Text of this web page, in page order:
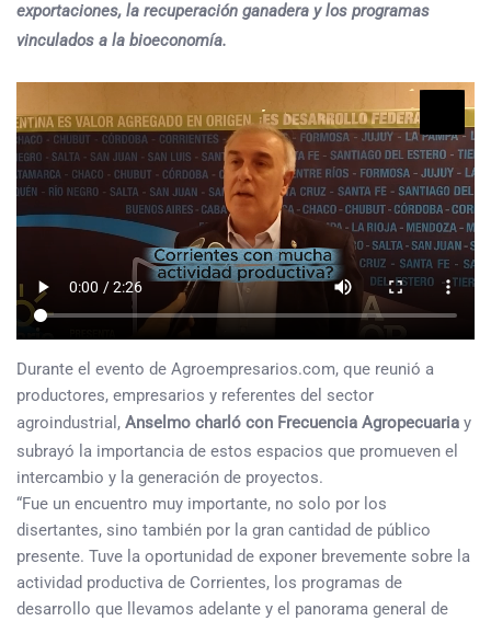
exportaciones, la recuperación ganadera y los programas
vinculados a la bioeconomía.
Durante el evento de Agroempresarios.com, que reunió a
productores, empresarios y referentes del sector
agroindustrial, Anselmo charló con Frecuencia Agropecuaria y
subrayó la importancia de estos espacios que promueven el
intercambio y la generación de proyectos.
“Fue un encuentro muy importante, no solo por los
disertantes, sino también por la gran cantidad de público
presente. Tuve la oportunidad de exponer brevemente sobre la
actividad productiva de Corrientes, los programas de
desarrollo que llevamos adelante y el panorama general de